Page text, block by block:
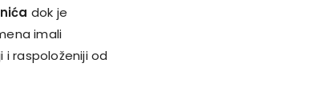
dok je
imali
i raspoloženiji od